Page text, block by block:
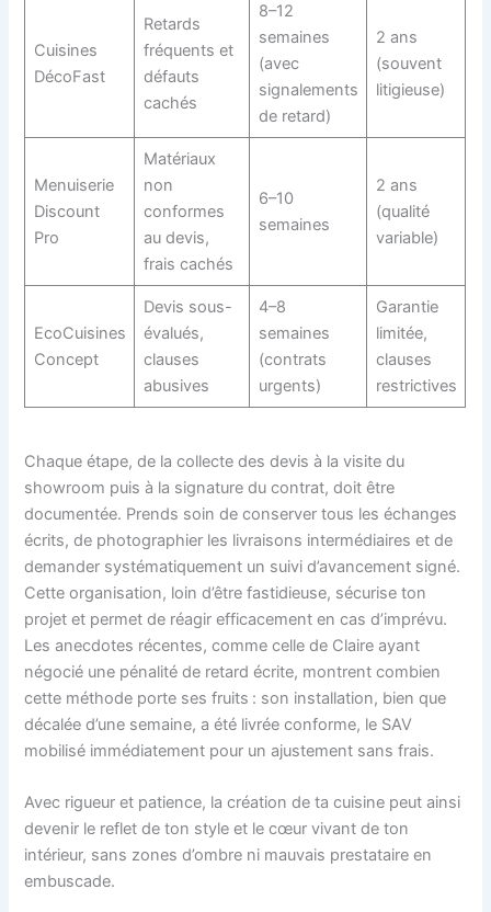
Cuisines
DécoFast
Retards
fréquents et
défauts
cachés
8–12
semaines
(avec
signalements
de retard)
2 ans
(souvent
litigieuse)
Menuiserie
Discount
Pro
Matériaux
non
conformes
au devis,
frais cachés
6–10
semaines
2 ans
(qualité
variable)
EcoCuisines
Concept
Devis sous-
évalués,
clauses
abusives
4–8
semaines
(contrats
urgents)
Garantie
limitée,
clauses
restrictives
Chaque étape, de la collecte des devis à la visite du
showroom puis à la signature du contrat, doit être
documentée. Prends soin de conserver tous les échanges
écrits, de photographier les livraisons intermédiaires et de
demander systématiquement un suivi d’avancement signé.
Cette organisation, loin d’être fastidieuse, sécurise ton
projet et permet de réagir efficacement en cas d’imprévu.
Les anecdotes récentes, comme celle de Claire ayant
négocié une pénalité de retard écrite, montrent combien
cette méthode porte ses fruits : son installation, bien que
décalée d’une semaine, a été livrée conforme, le SAV
mobilisé immédiatement pour un ajustement sans frais.
Avec rigueur et patience, la création de ta cuisine peut ainsi
devenir le reflet de ton style et le cœur vivant de ton
intérieur, sans zones d’ombre ni mauvais prestataire en
embuscade.